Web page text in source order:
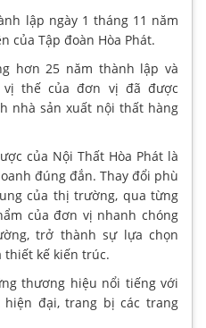
lập ngày 1 tháng 11 năm
của Tập đoàn Hòa Phát.
hơn 25 năm thành lập và
thế của đơn vị đã được
nhà sản xuất nội thất hàng
của Nội Thất Hòa Phát là
đúng đắn. Thay đổi phù
của thị trường, qua từng
của đơn vị nhanh chóng
trở thành sự lựa chọn
thiết kế kiến trúc.
thương hiệu nổi tiếng với
hiện đại, trang bị các trang